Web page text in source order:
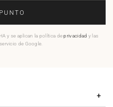
y se aplican la política deprivacidad y las
de Google.